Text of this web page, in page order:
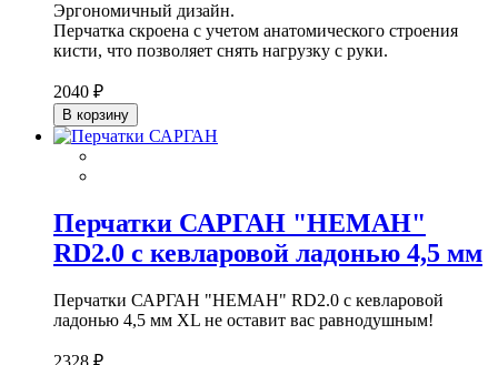
Эргономичный дизайн.
Перчатка скроена с учетом анатомического строения
кисти, что позволяет снять нагрузку с руки.
2040 ₽
В корзину
Перчатки САРГАН "НЕМАН"
RD2.0 с кевларовой ладонью 4,5 мм
Перчатки САРГАН "НЕМАН" RD2.0 с кевларовой
ладонью 4,5 мм XL не оставит вас равнодушным!
2328 ₽